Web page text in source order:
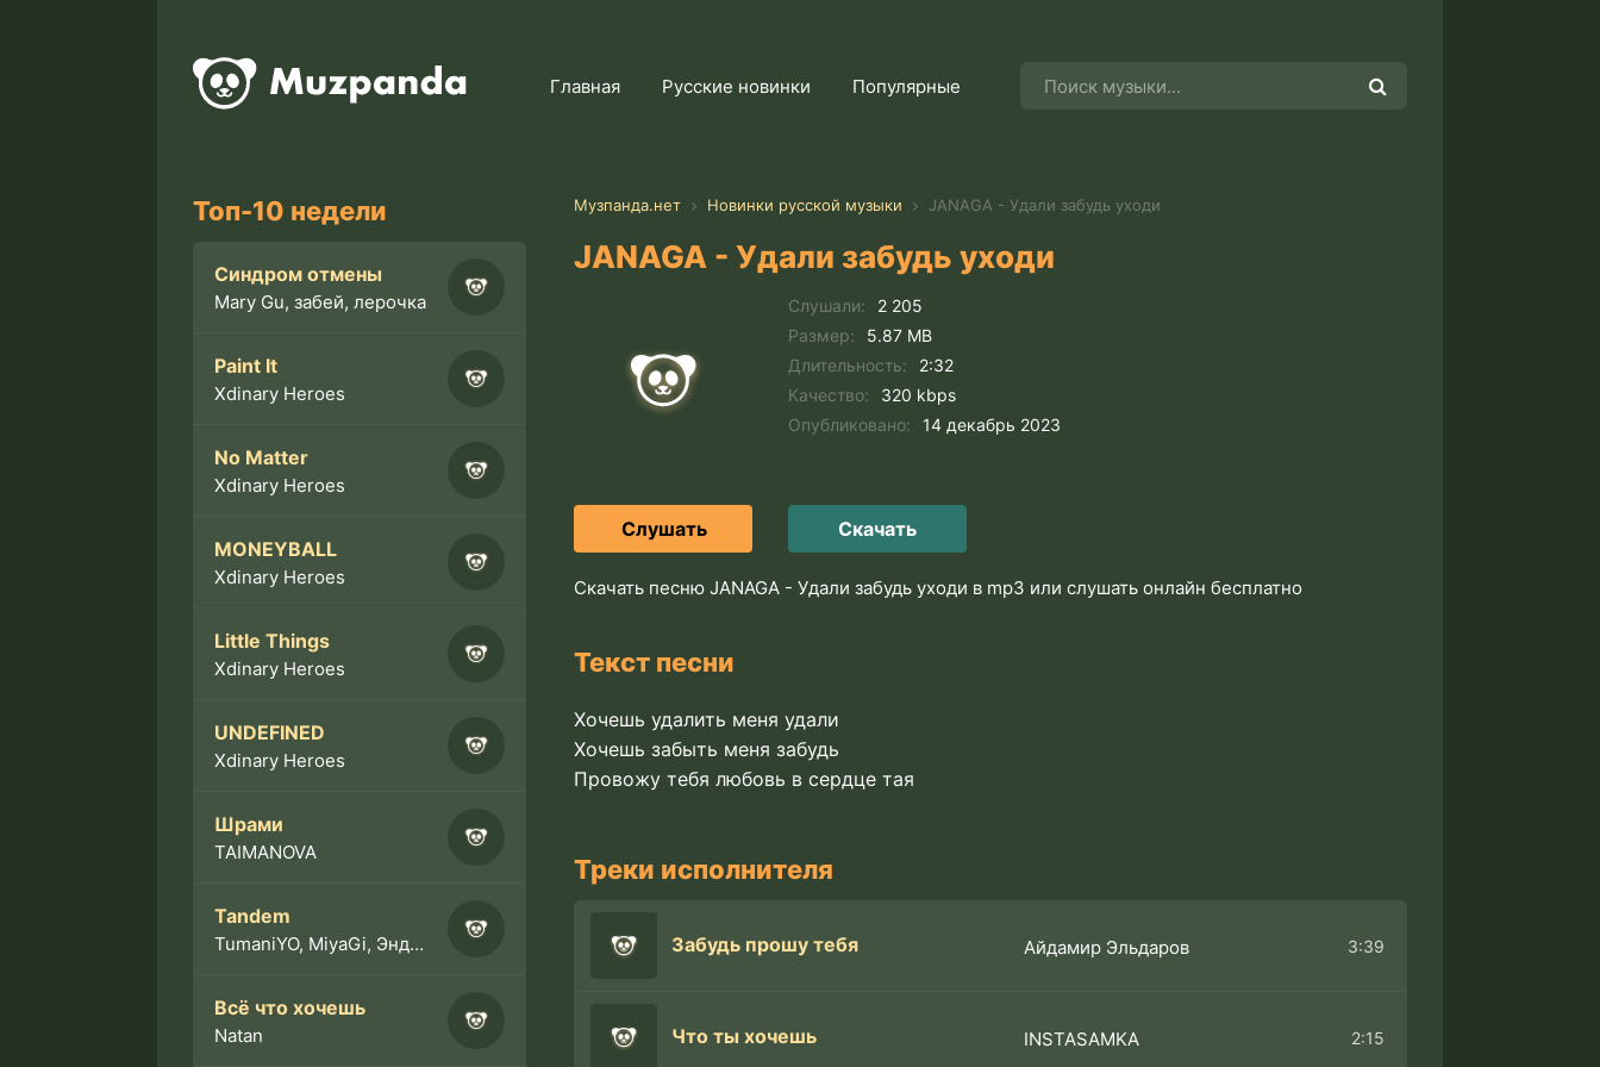
Главная Русские новинки Популярные
Топ-10 недели
Синдром отмены
Mary Gu, забей, лерочка
Paint It
Xdinary Heroes
No Matter
Xdinary Heroes
MONEYBALL
Xdinary Heroes
Little Things
Xdinary Heroes
UNDEFINED
Xdinary Heroes
Шрами
TAIMANOVA
Tandem
TumaniYO, MiyaGi, Эндшпиль
Всё что хочешь
Natan
Музпанда.нет Новинки русской музыки JANAGA - Удали забудь уходи
JANAGA - Удали забудь уходи
Слушали:
2 205
Размер:
5.87 MB
Длительность:
2:32
Качество:
320 kbps
Опубликовано:
14 декабрь 2023
Слушать Скачать
Скачать песню JANAGA - Удали забудь уходи в mp3 или слушать онлайн бесплатно
Текст песни
Хочешь удалить меня удали
Хочешь забыть меня забудь
Провожу тебя любовь в сердце тая
Треки исполнителя
Забудь прошу тебя Айдамир Эльдаров 3:39
Что ты хочешь INSTASAMKA 2:15